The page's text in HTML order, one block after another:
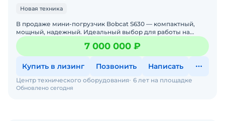
Новая техника
В продаже мини-погрузчик Bobcat S630 — компактный,
мощный, надежный. Идеальный выбор для работы на
стройке, в коммунальном хозяйстве, на складах и фермах.
Бобке
7 000 000 ₽
Купить в лизинг Позвонить Написать
Обновлено сегодня
Центр технического оборудования 6 лет на площадке